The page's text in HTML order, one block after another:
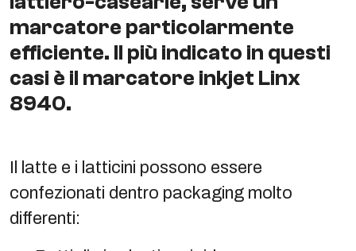
marcatore particolarmente
efficiente. Il più indicato in questi
casi è il marcatore inkjet Linx
8940.
Il latte e i latticini possono essere
confezionati dentro packaging molto
differenti: